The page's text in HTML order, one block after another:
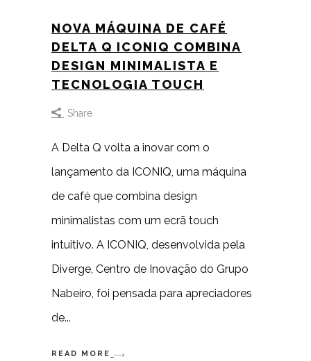
NOVA MÁQUINA DE CAFÉ
DELTA Q ICONIQ COMBINA
DESIGN MINIMALISTA E
TECNOLOGIA TOUCH
Share
A Delta Q volta a inovar com o
lançamento da ICONIQ, uma máquina
de café que combina design
minimalistas com um ecrã touch
intuitivo. A ICONIQ, desenvolvida pela
Diverge, Centro de Inovação do Grupo
Nabeiro, foi pensada para apreciadores
de
READ MORE